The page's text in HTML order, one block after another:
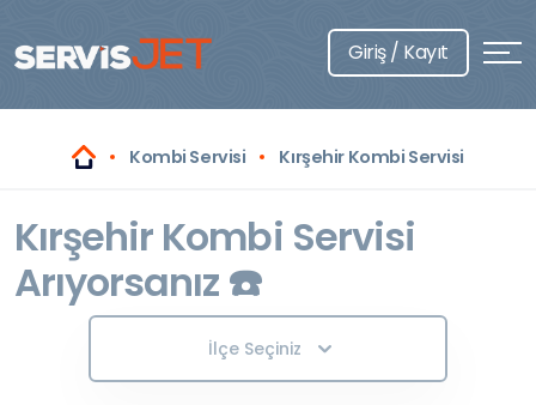
Giriş / Kayıt
Kombi Servisi Kırşehir Kombi Servisi
Kırşehir Kombi Servisi
Arıyorsanız ☎️
İlçe Seçiniz